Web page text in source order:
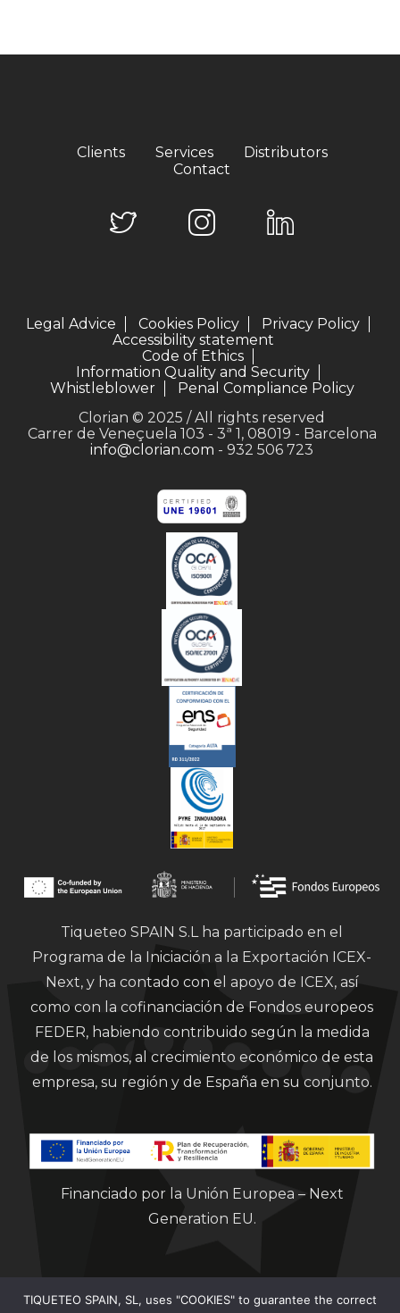
Clients Services
Distributors
Contact
Legal Advice Cookies Policy
Privacy Policy
Accessibility statement
Code of Ethics
Information Quality and Security
Whistleblower
Penal Compliance Policy
Clorian © 2025 / All rights reserved
Carrer de Veneçuela 103 - 3ª 1, 08019 - Barcelona
info@clorian.com - 932 506 723
Tiqueteo SPAIN S.L ha participado en el
Programa de la Iniciación a la Exportación ICEX-
Next, y ha contado con el apoyo de ICEX, así
como con la cofinanciación de Fondos europeos
FEDER, habiendo contribuido según la medida
de los mismos, al crecimiento económico de esta
empresa, su región y de España en su conjunto.
Financiado por la Unión Europea – Next
Generation EU.
TIQUETEO SPAIN, SL, uses "COOKIES" to guarantee the correct